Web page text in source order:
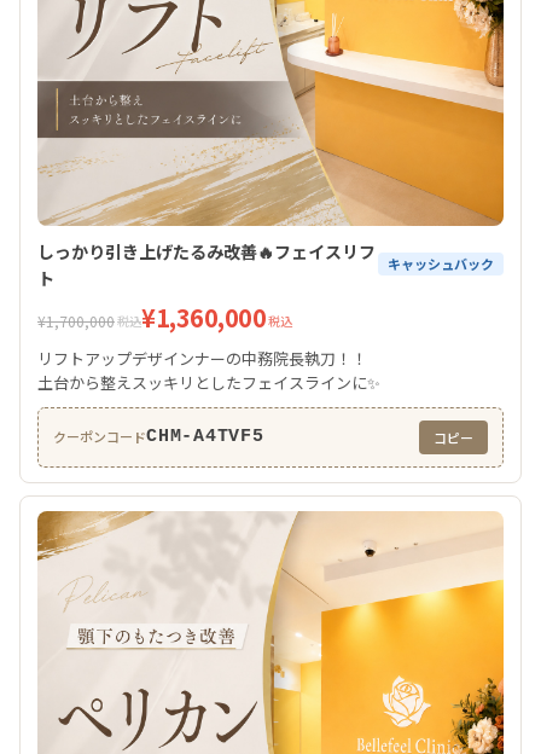
しっかり引き上げたるみ改善🔥フェイスリフ
ト
キャッシュバック
¥1,700,000税込¥1,360,000税込
リフトアップデザインナーの中務院長執刀！！
土台から整えスッキリとしたフェイスラインに✨
クーポンコードCHM-A4TVF5 コピー